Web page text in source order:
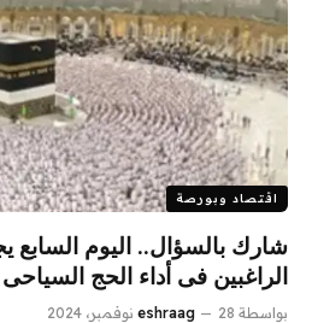
اقتصاد وبورصة
شارك بالسؤال.. اليوم السابع
الراغبين فى أداء الحج السياحى
بواسطة eshraag 28 نوفمبر، 2024